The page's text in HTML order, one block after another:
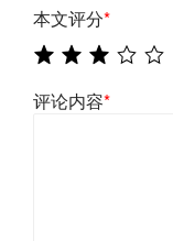
本文评分*
评论内容*